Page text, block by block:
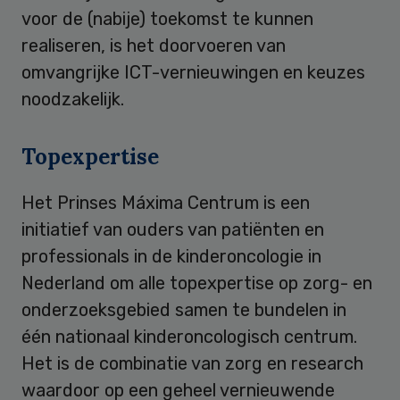
voor de (nabije) toekomst te kunnen
realiseren, is het doorvoeren van
omvangrijke ICT-vernieuwingen en keuzes
noodzakelijk.
Topexpertise
Het Prinses Máxima Centrum is een
initiatief van ouders van patiënten en
professionals in de kinderoncologie in
Nederland om alle topexpertise op zorg- en
onderzoeksgebied samen te bundelen in
één nationaal kinderoncologisch centrum.
Het is de combinatie van zorg en research
waardoor op een geheel vernieuwende